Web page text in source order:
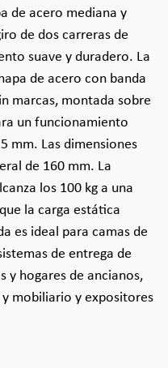
de acero mediana y
de dos carreras de
suave y duradero. La
de acero con banda
marcas, montada sobre
un funcionamiento
mm. Las dimensiones
de 160 mm. La
los 100 kg a una
la carga estática
es ideal para camas de
de entrega de
y hogares de ancianos,
mobiliario y expositores